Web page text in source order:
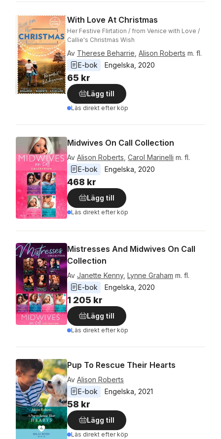
With Love At Christmas
Her Festive Flirtation / from Venice with Love /
Callie's Christmas Wish
Av Therese Beharrie Alison Roberts m. fl.
E-bok
Engelska 2020
65 kr
Lägg till
Läs direkt efter köp
Midwives On Call Collection
Av Alison Roberts Carol Marinelli m. fl.
E-bok
Engelska 2020
468 kr
Lägg till
Läs direkt efter köp
Mistresses And Midwives On Call
Collection
Av Janette Kenny, Lynne Graham m. fl.
E-bok
Engelska 2020
1 205 kr
Lägg till
Läs direkt efter köp
Pup To Rescue Their Hearts
Av Alison Roberts
E-bok
Engelska 2021
58 kr
Lägg till
Läs direkt efter köp